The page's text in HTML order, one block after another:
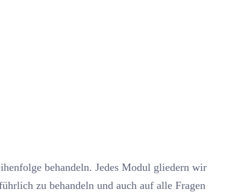
behandeln. Jedes Modul gliedern wir
zu behandeln und auch auf alle Fragen